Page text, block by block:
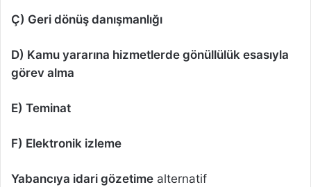
Ç) Geri dönüş danışmanlığı
D) Kamu yararına hizmetlerde gönüllülük esasıyla
görev alma
E) Teminat
F) Elektronik izleme
Yabancıya idari gözetime alternatif